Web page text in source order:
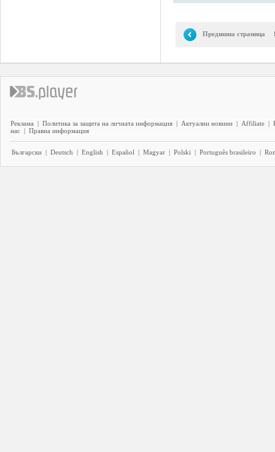
Предишна страница
Реклама | Политика за защита на личната информация | Актуални новини | Affiliate |
нас | Правна информация
Български | Deutsch | English | Español | Magyar | Polski | Português brasileiro |